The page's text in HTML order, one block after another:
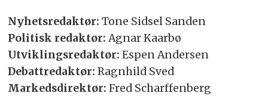
Nyhetsredaktør:Tone Sidsel Sanden
Politisk redaktør:Agnar Kaarbø
Utviklingsredaktør:Espen Andersen
Debattredaktør:Ragnhild Sved
Markedsdirektør:Fred Scharffenberg